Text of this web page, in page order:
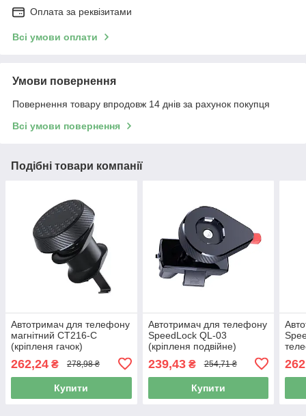
Оплата за реквізитами
Всі умови оплати
Умови повернення
Повернення товару впродовж 14 днів за рахунок покупця
Всі умови повернення
Подібні товари компанії
Автотримач для телефону
магнітний CT216-С
(кріпленя гачок)
262,24 ₴ 278,98 ₴
Купити
Автотримач для телефону
SpeedLock QL-03
(кріпленя подвійне)
239,43₴ 254,71 ₴
Купити